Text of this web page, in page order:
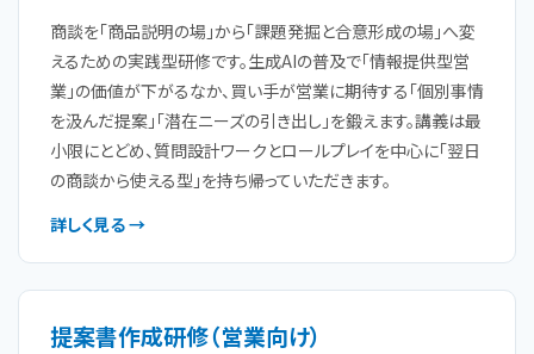
商談を「商品説明の場」から「課題発掘と合意形成の場」へ変
えるための実践型研修です。生成AIの普及で「情報提供型営
業」の価値が下がるなか、買い手が営業に期待する「個別事情
を汲んだ提案」「潜在ニーズの引き出し」を鍛えます。講義は最
小限にとどめ、質問設計ワークとロールプレイを中心に「翌日
の商談から使える型」を持ち帰っていただきます。
詳しく見る →
提案書作成研修（営業向け）